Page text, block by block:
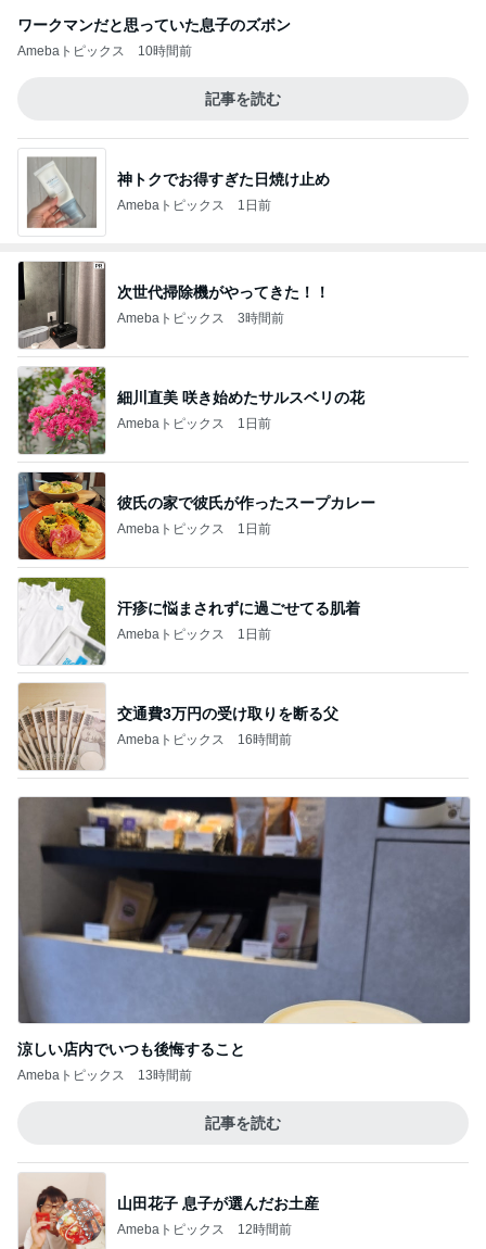
ワークマンだと思っていた息子のズボン
Amebaトピックス 10時間前
記事を読む
神トクでお得すぎた日焼け止め
Amebaトピックス 1日前
次世代掃除機がやってきた！！
Amebaトピックス 3時間前
細川直美 咲き始めたサルスベリの花
Amebaトピックス 1日前
彼氏の家で彼氏が作ったスープカレー
Amebaトピックス 1日前
汗疹に悩まされずに過ごせてる肌着
Amebaトピックス 1日前
交通費3万円の受け取りを断る父
Amebaトピックス 16時間前
涼しい店内でいつも後悔すること
Amebaトピックス 13時間前
記事を読む
山田花子 息子が選んだお土産
Amebaトピックス 12時間前